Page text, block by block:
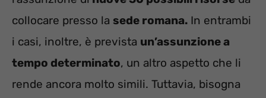
collocare presso la sede romana. In entrambi
i casi, inoltre, è prevista un’assunzione a
tempo determinato, un altro aspetto che li
rende ancora molto simili. Tuttavia, bisogna